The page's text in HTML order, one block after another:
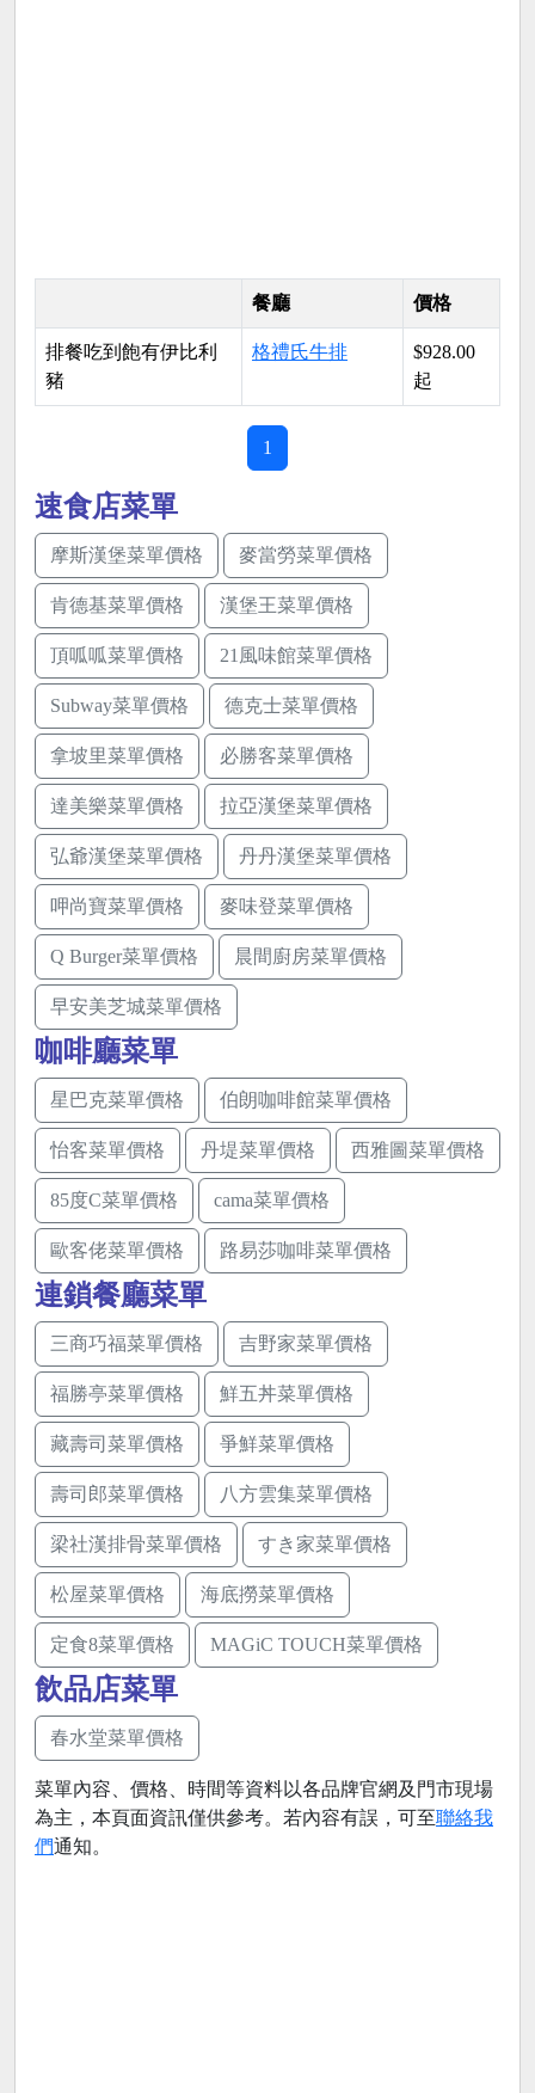
餐廳 價格
排餐吃到飽有伊比利
豬
格禮氏牛排
$928.00
起
1
速食店菜單
摩斯漢堡菜單價格 麥當勞菜單價格
肯德基菜單價格 漢堡王菜單價格
頂呱呱菜單價格 21風味館菜單價格
Subway菜單價格 德克士菜單價格
拿坡里菜單價格 必勝客菜單價格
達美樂菜單價格 拉亞漢堡菜單價格
弘爺漢堡菜單價格 丹丹漢堡菜單價格
呷尚寶菜單價格 麥味登菜單價格
Q Burger菜單價格 晨間廚房菜單價格
早安美芝城菜單價格
咖啡廳菜單
星巴克菜單價格 伯朗咖啡館菜單價格
怡客菜單價格 丹堤菜單價格 西雅圖菜單價格
85度C菜單價格 cama菜單價格
歐客佬菜單價格 路易莎咖啡菜單價格
連鎖餐廳菜單
三商巧福菜單價格 吉野家菜單價格
福勝亭菜單價格 鮮五丼菜單價格
藏壽司菜單價格 爭鮮菜單價格
壽司郎菜單價格 八方雲集菜單價格
梁社漢排骨菜單價格 すき家菜單價格
松屋菜單價格 海底撈菜單價格
定食8菜單價格 MAGiC TOUCH菜單價格
飲品店菜單
春水堂菜單價格
菜單內容、價格、時間等資料以各品牌官網及門市現場
為主，本頁面資訊僅供參考。若內容有誤，可至聯絡我
們通知。